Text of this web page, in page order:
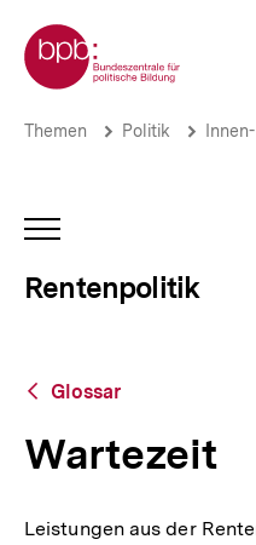
zum
Seiteninhalt
springen
Zur Startseite der bpb
Wartezeit
bpb.de
Brotkrümelnavigation
Themen Politik
INHALTSNAVIGATION
Rentenpolitik
Zurück
Übersicht
Glossar
Wartezeit
Leistungen aus der